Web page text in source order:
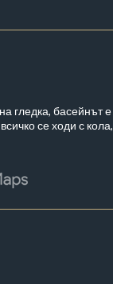
гледка, басейнът е
се ходи с кола,